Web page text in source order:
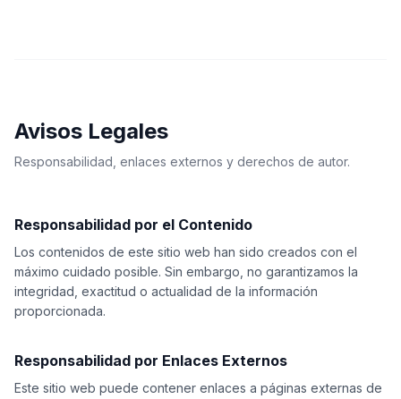
Avisos Legales
Responsabilidad, enlaces externos y derechos de autor.
Responsabilidad por el Contenido
Los contenidos de este sitio web han sido creados con el
máximo cuidado posible. Sin embargo, no garantizamos la
integridad, exactitud o actualidad de la información
proporcionada.
Responsabilidad por Enlaces Externos
Este sitio web puede contener enlaces a páginas externas de